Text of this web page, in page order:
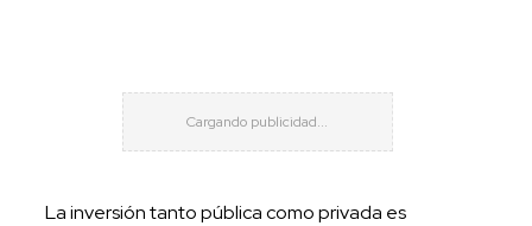
La inversión tanto pública como privada es